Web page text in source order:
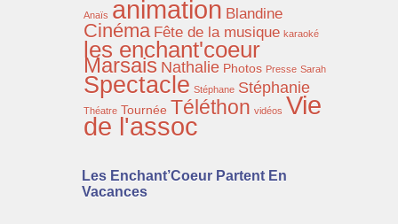
Anaïs animation Blandine
Cinéma Fête de la musique karaoké
les enchant'coeur
Marsais Nathalie Photos Presse Sarah
Spectacle Stéphane Stéphanie
Théatre Tournée Téléthon vidéos Vie
de l'assoc
Les Enchant’Coeur Partent En
Vacances